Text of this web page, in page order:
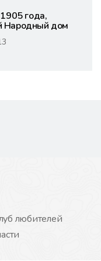
года,
Народный дом
любителей